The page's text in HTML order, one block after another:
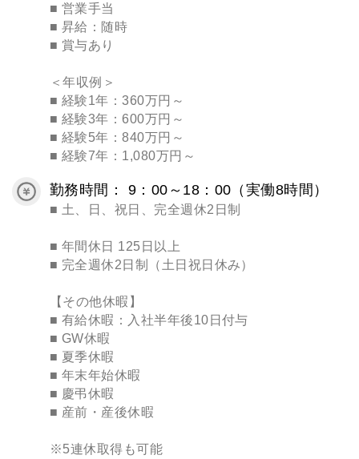
■ 営業手当
■ 昇給：随時
■ 賞与あり
＜年収例＞
■ 経験1年：360万円～
■ 経験3年：600万円～
■ 経験5年：840万円～
■ 経験7年：1,080万円～
勤務時間： 9：00～18：00（実働8時間）
■ 土、日、祝日、完全週休2日制
■ 年間休日 125日以上
■ 完全週休2日制（土日祝日休み）
【その他休暇】
■ 有給休暇：入社半年後10日付与
■ GW休暇
■ 夏季休暇
■ 年末年始休暇
■ 慶弔休暇
■ 産前・産後休暇
※5連休取得も可能